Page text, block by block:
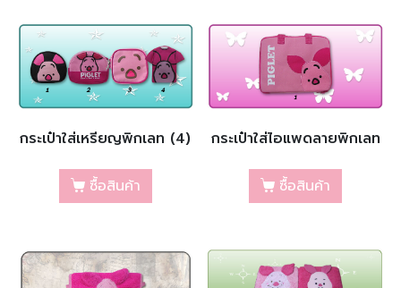
กระเป๋าใส่เหรียญพิกเลท (4)
ซื้อสินค้า
กระเป๋าใส่ไอแพดลายพิกเลท
ซื้อสินค้า